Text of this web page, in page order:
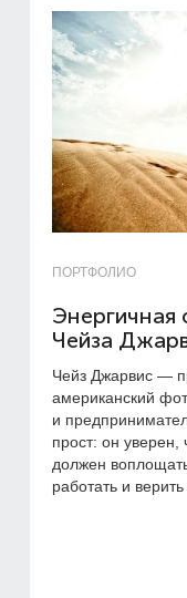
ПОРТФОЛИО
Энергичная
Чейза
Чейз Джарвис —
американский
и
прост: он уверен,
должен
работать и